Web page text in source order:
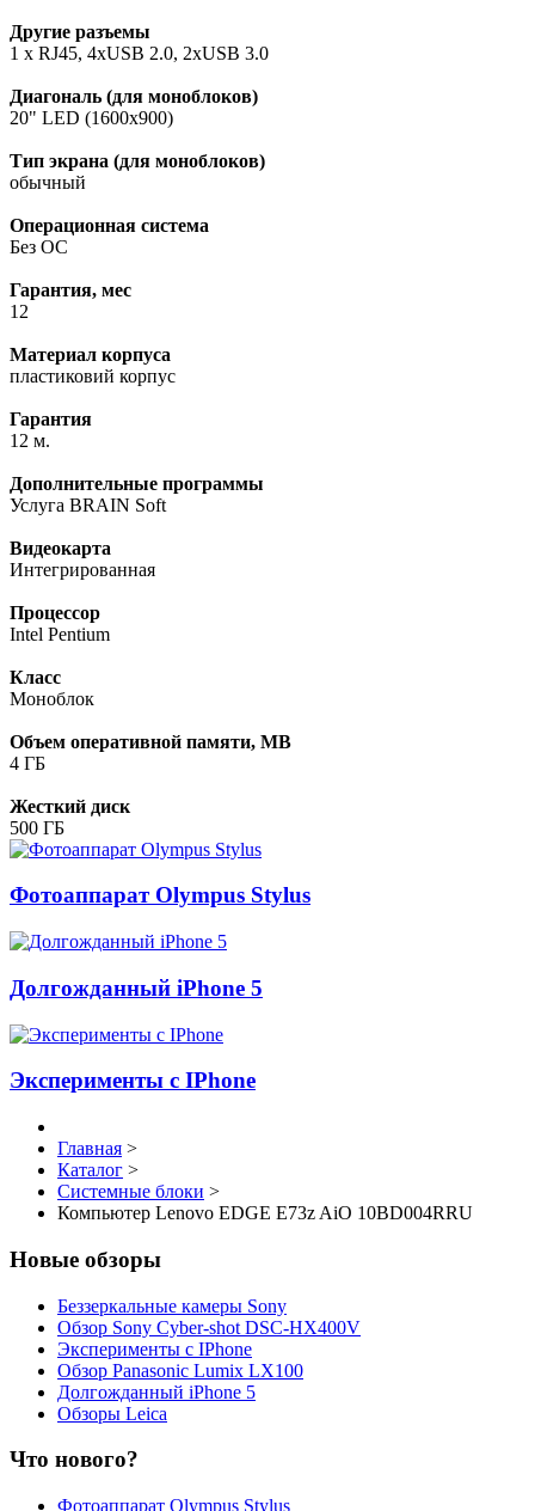
Другие разъемы
1 x RJ45, 4xUSB 2.0, 2xUSB 3.0
Диагональ (для моноблоков)
20" LED (1600х900)
Тип экрана (для моноблоков)
обычный
Операционная система
Без ОС
Гарантия, мес
12
Материал корпуса
пластиковий корпус
Гарантия
12 м.
Дополнительные программы
Услуга BRAIN Soft
Видеокарта
Интегрированная
Процессор
Intel Pentium
Класс
Моноблок
Объем оперативной памяти, MB
4 ГБ
Жесткий диск
500 ГБ
Фотоаппарат Olympus Stylus
Долгожданный iPhone 5
Эксперименты с IPhone
Главная >
Каталог >
Системные блоки >
Компьютер Lenovo EDGE E73z AiO 10BD004RRU
Новые обзоры
Беззеркальные камеры Sony
Обзор Sony Cyber-shot DSC-HX400V
Эксперименты с IPhone
Обзор Panasonic Lumix LX100
Долгожданный iPhone 5
Обзоры Leica
Что нового?
Фотоаппарат Olympus Stylus